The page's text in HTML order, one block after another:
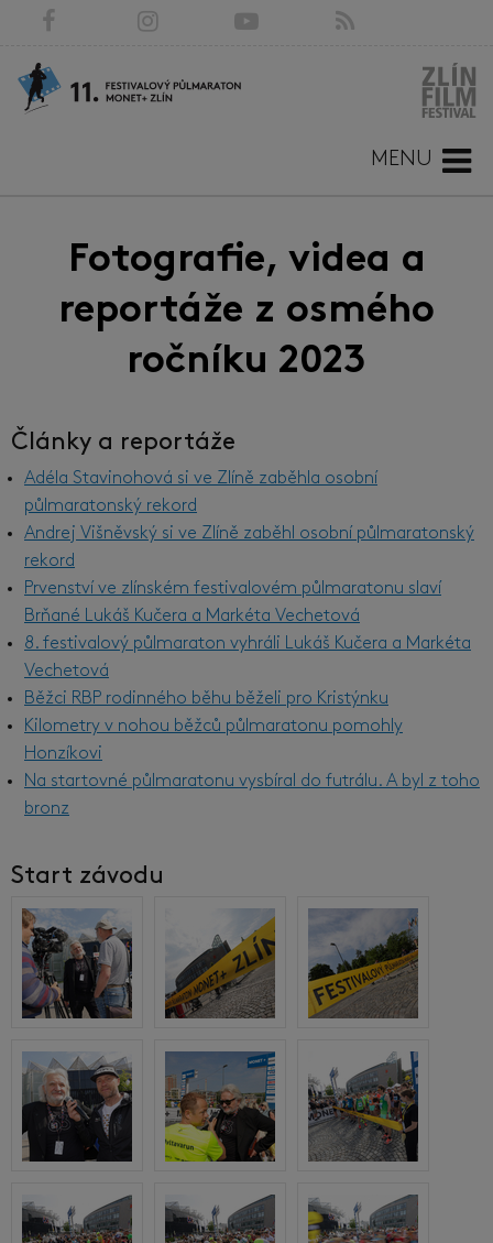
MENU
Fotografie, videa a
reportáže z osmého
ročníku 2023
Články a reportáže
Adéla Stavinohová si ve Zlíně zaběhla osobní
půlmaratonský rekord
Andrej Višněvský si ve Zlíně zaběhl osobní půlmaratonský
rekord
Prvenství ve zlínském festivalovém půlmaratonu slaví
Brňané Lukáš Kučera a Markéta Vechetová
8. festivalový půlmaraton vyhráli Lukáš Kučera a Markéta
Vechetová
Běžci RBP rodinného běhu běželi pro Kristýnku
Kilometry v nohou běžců půlmaratonu pomohly
Honzíkovi
Na startovné půlmaratonu vysbíral do futrálu. A byl z toho
bronz
Start závodu